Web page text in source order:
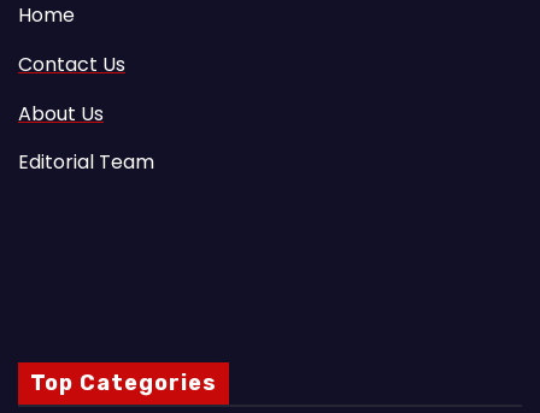
Home
Contact Us
About Us
Editorial Team
Top Categories